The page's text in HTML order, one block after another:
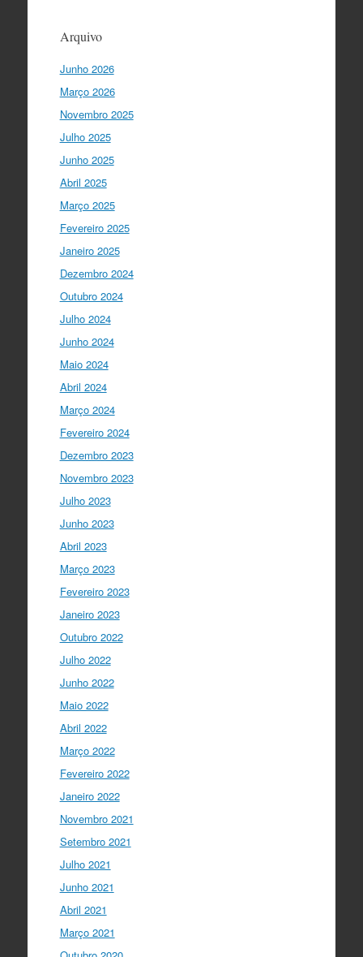
coesão…
Ciência Viva
"Para mim, a criação do Ministério da
Ciência foi o momento fundamental
para a mudança do ensino em Portugal,
I Gulbenkian Ciência
Fantastic closing up of
about "Communicating at the Speed of
Science" with the…
twitter.com/i/web/status/1…
Ciência Viva
"Hoje fazemos parte de equipas
europeias multidisciplinares que têm
um objetivo comum: a resolução de
problemas mun…
twitter.com/i/web/status/1…
Ciência Viva
“O impacto dos jovens investigadores,
como eu, na sociedade é hoje muito
fecha…
Ciência Viva
cultura científica no futuro da Europa
em direto do
twitter.com/i/web/status/1…
I Gulbenkian Ciência
@EMBO
@ERC_Research
@IGCiencia
Arquivo
Junho 2026
Março 2026
Novembro 2025
Julho 2025
Junho 2025
Abril 2025
Março 2025
Fevereiro 2025
Janeiro 2025
Dezembro 2024
Outubro 2024
Julho 2024
Junho 2024
Maio 2024
Abril 2024
Março 2024
Fevereiro 2024
Dezembro 2023
Novembro 2023
Julho 2023
Junho 2023
Abril 2023
Março 2023
Fevereiro 2023
Janeiro 2023
Outubro 2022
Julho 2022
Junho 2022
Maio 2022
Abril 2022
Março 2022
Fevereiro 2022
Janeiro 2022
Novembro 2021
Setembro 2021
Julho 2021
Junho 2021
Abril 2021
Março 2021